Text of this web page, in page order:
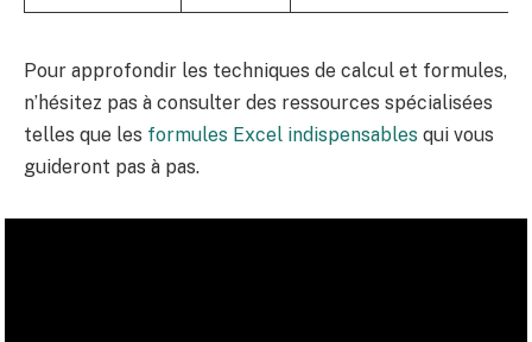
Pour approfondir les techniques de calcul et formules,
n’hésitez pas à consulter des ressources spécialisées
telles que les formules Excel indispensables qui vous
guideront pas à pas.